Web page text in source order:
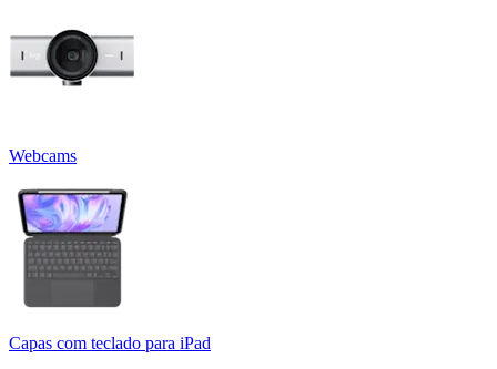
Webcams
Capas com teclado para iPad